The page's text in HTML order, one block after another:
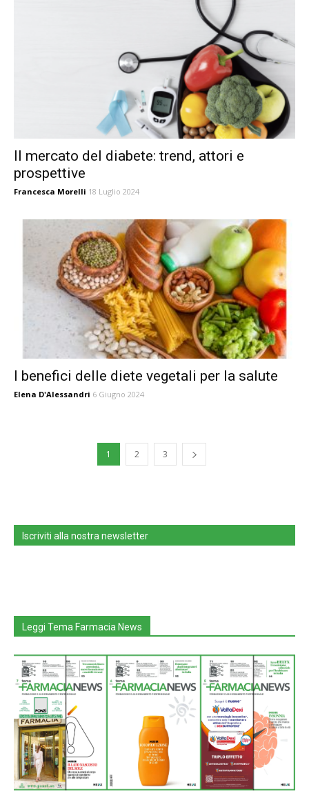
Il mercato del diabete: trend, attori e
prospettive
Francesca Morelli 18 Luglio 2024
I benefici delle diete vegetali per la salute
Elena D'Alessandri 6 Giugno 2024
1 2 3
Iscriviti alla nostra newsletter
Leggi Tema Farmacia News